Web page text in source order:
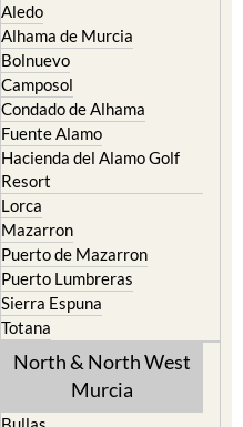
Aledo
Alhama de Murcia
Bolnuevo
Camposol
Condado de Alhama
Fuente Alamo
Hacienda del Alamo Golf
Resort
Lorca
Mazarron
Puerto de Mazarron
Puerto Lumbreras
Sierra Espuna
Totana
North & North West
Murcia